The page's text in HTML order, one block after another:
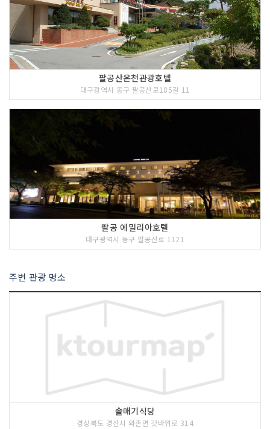
팔공산온천관광호텔
대구광역시 동구 팔공산로185길 11
팔공 에밀리아호텔
대구광역시 동구 팔공산로 1121
주변 관광 명소
솔매기식당
경상북도 경산시 와촌면 갓바위로 314